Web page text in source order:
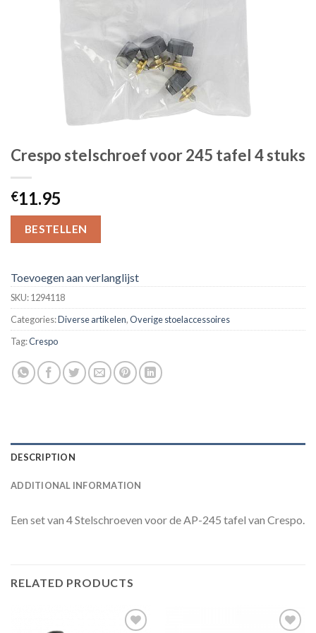
Crespo stelschroef voor 245 tafel 4 stuks
€11.95
BESTELLEN
Toevoegen aan verlanglijst
SKU:1294118
Categories:Diverse artikelen,Overige stoelaccessoires
Tag:Crespo
DESCRIPTION
ADDITIONAL INFORMATION
Een set van 4 Stelschroeven voor de AP-245 tafel van Crespo.
RELATED PRODUCTS